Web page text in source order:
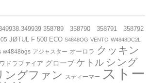
煙突取付部材
358789 358790 358791 358792
JØTUL F 500 ECO S4848OG VENTO W4848DC2L
w4848ogs アジャスター オーロラ クッキン
ドラファイア グローブ ケトル シング
ングファン スティーマー
ストー